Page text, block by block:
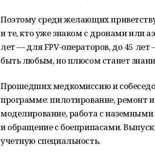
Поэтому среди желающих
и те, кто уже знаком с дронами или
лет — для FPV-операторов, до 45
быть любым, но плюсом станет
Прошедших медкомиссию и
программе: пилотирование, ремонт
моделирование, работа с
и обращение с боеприпасами.
учетную специальность.